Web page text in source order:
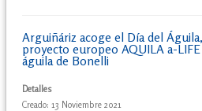
Arguiñáriz acoge el Día del
proyecto europeo AQUILA a-
águila de Bonelli
Detalles
Creado: 13 Noviembre 2021